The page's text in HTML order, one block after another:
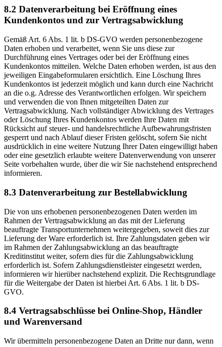
8.2 Datenverarbeitung bei Eröffnung eines
Kundenkontos und zur Vertragsabwicklung
Gemäß Art. 6 Abs. 1 lit. b DS-GVO werden personenbezogene
Daten erhoben und verarbeitet, wenn Sie uns diese zur
Durchführung eines Vertrages oder bei der Eröffnung eines
Kundenkontos mitteilen. Welche Daten erhoben werden, ist aus den
jeweiligen Eingabeformularen ersichtlich. Eine Löschung Ihres
Kundenkontos ist jederzeit möglich und kann durch eine Nachricht
an die o.g. Adresse des Verantwortlichen erfolgen. Wir speichern
und verwenden die von Ihnen mitgeteilten Daten zur
Vertragsabwicklung. Nach vollständiger Abwicklung des Vertrages
oder Löschung Ihres Kundenkontos werden Ihre Daten mit
Rücksicht auf steuer- und handelsrechtliche Aufbewahrungsfristen
gesperrt und nach Ablauf dieser Fristen gelöscht, sofern Sie nicht
ausdrücklich in eine weitere Nutzung Ihrer Daten eingewilligt haben
oder eine gesetzlich erlaubte weitere Datenverwendung von unserer
Seite vorbehalten wurde, über die wir Sie nachstehend entsprechend
informieren.
8.3 Datenverarbeitung zur Bestellabwicklung
Die von uns erhobenen personenbezogenen Daten werden im
Rahmen der Vertragsabwicklung an das mit der Lieferung
beauftragte Transportunternehmen weitergegeben, soweit dies zur
Lieferung der Ware erforderlich ist. Ihre Zahlungsdaten geben wir
im Rahmen der Zahlungsabwicklung an das beauftragte
Kreditinstitut weiter, sofern dies für die Zahlungsabwicklung
erforderlich ist. Sofern Zahlungsdienstleister eingesetzt werden,
informieren wir hierüber nachstehend explizit. Die Rechtsgrundlage
für die Weitergabe der Daten ist hierbei Art. 6 Abs. 1 lit. b DS-
GVO.
8.4 Vertragsabschlüsse bei Online-Shop, Händler
und Warenversand
Wir übermitteln personenbezogene Daten an Dritte nur dann, wenn